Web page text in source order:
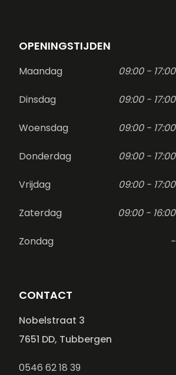
OPENINGSTIJDEN
Maandag 09:00 - 17:00
Dinsdag 09:00 - 17:00
Woensdag 09:00 - 17:00
Donderdag 09:00 - 17:00
Vrijdag 09:00 - 17:00
Zaterdag 09:00 - 16:00
Zondag -
CONTACT
Nobelstraat 3
7651 DD, Tubbergen
0546 62 18 39